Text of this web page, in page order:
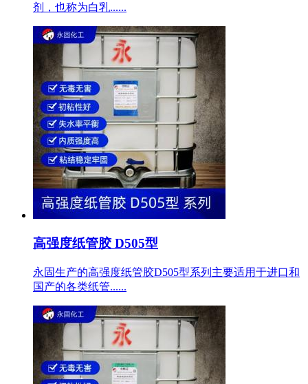
剂，也称为白乳......
高强度纸管胶 D505型
永固生产的高强度纸管胶D505型系列主要适用于进口和
国产的各类纸管......